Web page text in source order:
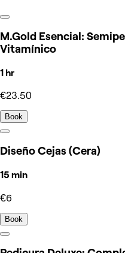
M.Gold Esencial:
Vitamínico
1 hr
€23.50
Book
Diseño Cejas (Cera)
15 min
€6
Book